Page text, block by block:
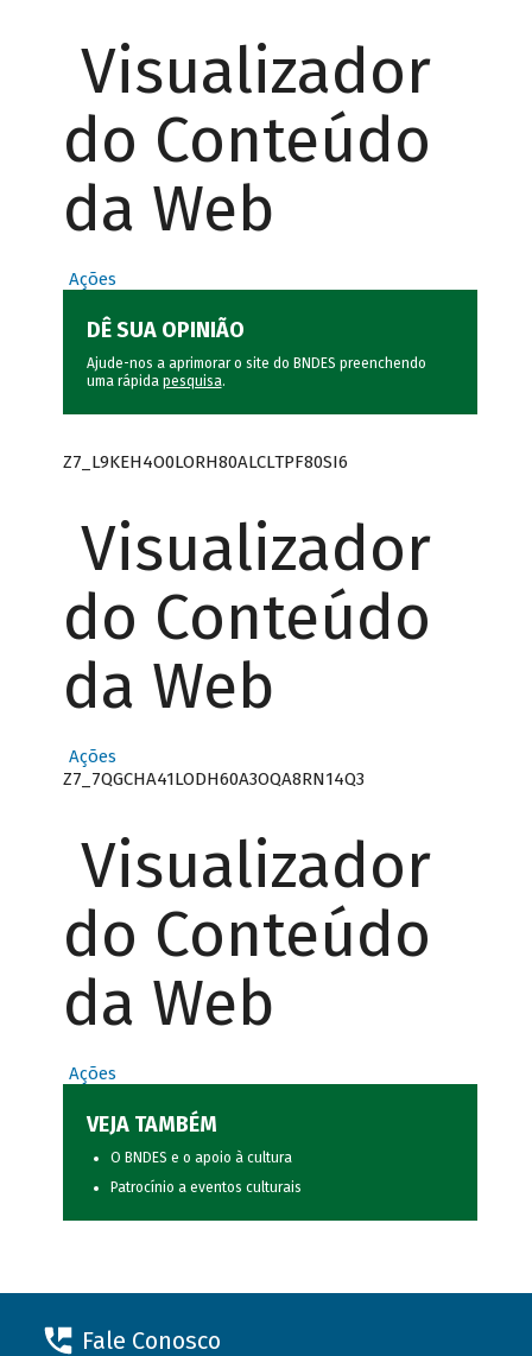
Visualizador
do Conteúdo
da Web
Ações
DÊ SUA OPINIÃO
Ajude-nos a aprimorar o site do BNDES preenchendo
uma rápida pesquisa.
Z7_L9KEH4O0LORH80ALCLTPF80SI6
Visualizador
do Conteúdo
da Web
Ações
Z7_7QGCHA41LODH60A3OQA8RN14Q3
Visualizador
do Conteúdo
da Web
Ações
VEJA TAMBÉM
O BNDES e o apoio à cultura
Patrocínio a eventos culturais
Fale Conosco